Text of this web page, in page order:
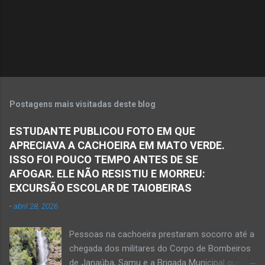
Postagens mais visitadas deste blog
ESTUDANTE PUBLICOU FOTO EM QUE
APRECIAVA A CACHOEIRA EM MATO VERDE.
ISSO FOI POUCO TEMPO ANTES DE SE
AFOGAR. ELE NÃO RESISTIU E MORREU:
EXCURSÃO ESCOLAR DE TAIOBEIRAS
-abril 28, 2026
Pessoas na cachoeira prestaram socorro até a
chegada dos militares do Corpo de Bombeiros
de Janaúba, Samu e a Brigada Municipal que